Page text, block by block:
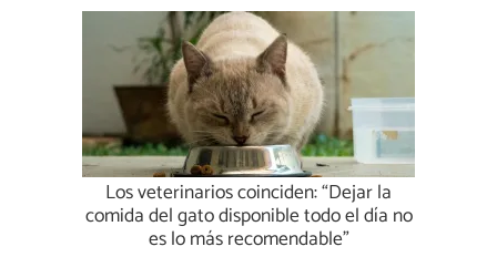
Los veterinarios coinciden: “Dejar la
comida del gato disponible todo el día no
es lo más recomendable”